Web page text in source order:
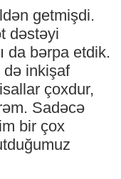
getmişdi.
dəstəyi
da bərpa etdik.
də inkişaf
çoxdur,
Sadəcə
bir çox